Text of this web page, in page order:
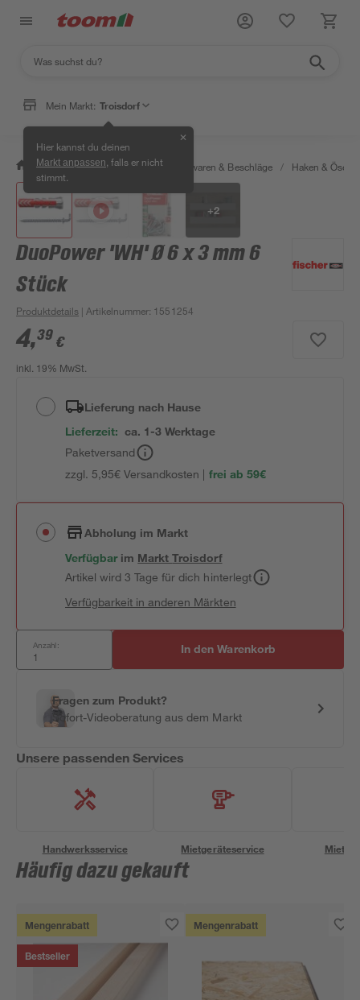
Mein Markt: Troisdorf
Hier kannst du deinen
Markt anpassen , falls er nicht
stimmt.
✕
/ Werkstatt & Maschinen / Eisenwaren & Beschläge / Haken & Ösen
+2
DuoPower 'WH' Ø 6 x 3 mm 6
Stück
Produktdetails | Artikelnummer: 1551254
4,39 €
inkl. 19% MwSt.
Lieferung nach Hause
Lieferzeit: ca. 1-3 Werktage
Paketversand
zzgl. 5,95€ Versandkosten | frei ab 59€
Abholung im Markt
Verfügbar im MarktTroisdorf
Artikel wird 3 Tage für dich hinterlegt
Verfügbarkeit in anderen Märkten
Anzahl: In den Warenkorb
Fragen zum Produkt?
Sofort-Videoberatung aus dem Markt
Unsere passenden Services
Handwerksservice Mietgeräteservice
Häufig dazu gekauft
Mengenrabatt
Bestseller
Mengenrabatt